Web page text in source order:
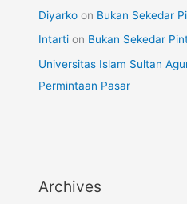
Diyarko on Bukan Sekedar
Intarti on Bukan Sekedar
Universitas Islam Sultan
Permintaan Pasar
Archives